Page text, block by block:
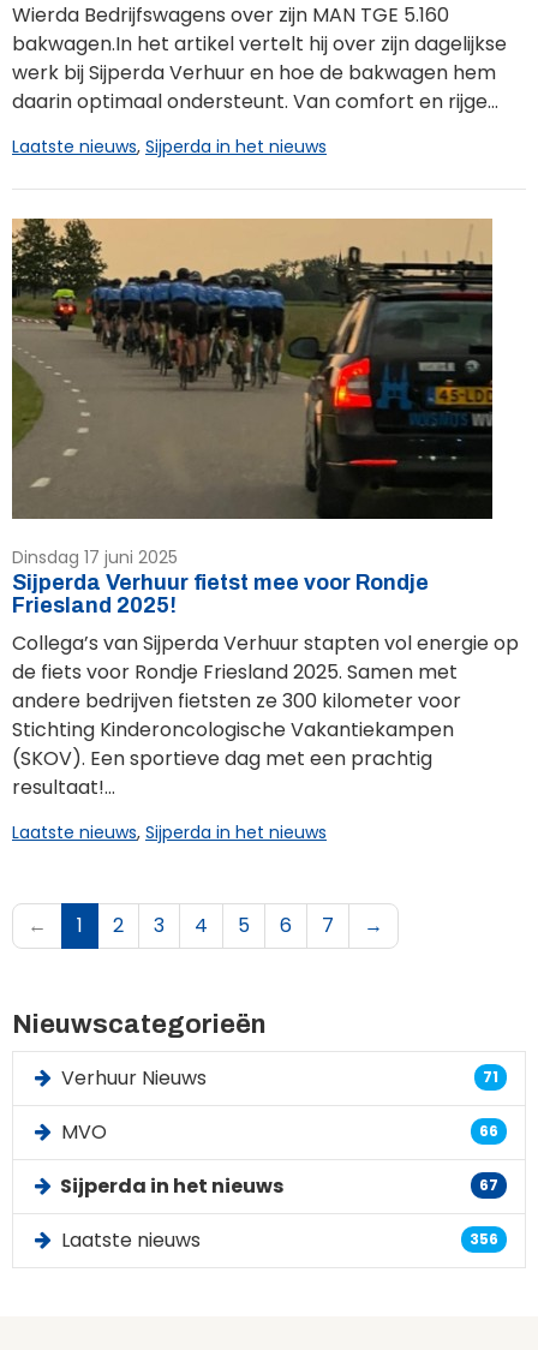
Wierda Bedrijfswagens over zijn MAN TGE 5.160
bakwagen.In het artikel vertelt hij over zijn dagelijkse
werk bij Sijperda Verhuur en hoe de bakwagen hem
daarin optimaal ondersteunt. Van comfort en rijge...
Laatste nieuws, Sijperda in het nieuws
Dinsdag 17 juni 2025
Sijperda Verhuur fietst mee voor Rondje
Friesland 2025!
Collega’s van Sijperda Verhuur stapten vol energie op
de fiets voor Rondje Friesland 2025. Samen met
andere bedrijven fietsten ze 300 kilometer voor
Stichting Kinderoncologische Vakantiekampen
(SKOV). Een sportieve dag met een prachtig
resultaat!...
Laatste nieuws, Sijperda in het nieuws
← 1 2 3 4 5 6 7 →
Nieuwscategorieën
Verhuur Nieuws 71
MVO 66
Sijperda in het nieuws 67
Laatste nieuws 356